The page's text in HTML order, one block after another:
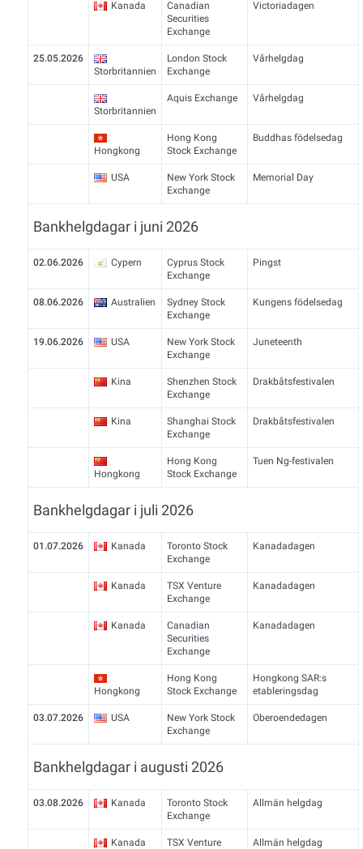
Kanada
Canadian
Securities
Exchange
Victoriadagen
25.05.2026
Storbritannien
London Stock
Exchange
Vårhelgdag
Storbritannien
Aquis Exchange Vårhelgdag
Hongkong
Hong Kong
Stock Exchange
Buddhas födelsedag
USA
New York Stock
Exchange
Memorial Day
Bankhelgdagar i juni 2026
02.06.2026 Cypern
Cyprus Stock
Exchange
Pingst
08.06.2026 Australien
Sydney Stock
Exchange
Kungens födelsedag
19.06.2026 USA
New York Stock
Exchange
Juneteenth
Kina
Shenzhen Stock
Exchange
Drakbåtsfestivalen
Kina
Shanghai Stock
Exchange
Drakbåtsfestivalen
Hongkong
Hong Kong
Stock Exchange
Tuen Ng-festivalen
Bankhelgdagar i juli 2026
01.07.2026 Kanada
Toronto Stock
Exchange
Kanadadagen
Kanada
TSX Venture
Exchange
Kanadadagen
Kanada
Canadian
Securities
Exchange
Kanadadagen
Hongkong
Hong Kong
Stock Exchange
Hongkong SAR:s
etableringsdag
03.07.2026 USA
New York Stock
Exchange
Oberoendedagen
Bankhelgdagar i augusti 2026
03.08.2026 Kanada
Toronto Stock
Exchange
Allmän helgdag
Kanada
TSX Venture
Allmän helgdag